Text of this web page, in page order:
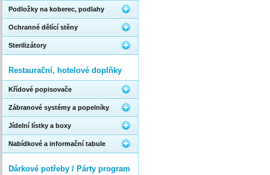
Podložky na koberec, podlahy
Ochranné dělící stěny
Sterilizátory
Restaurační, hotelové doplňky
Křídové popisovače
Zábranové systémy a popelníky
Jídelní lístky a boxy
Nabídkové a informační tabule
Dárkové potřeby / Párty program